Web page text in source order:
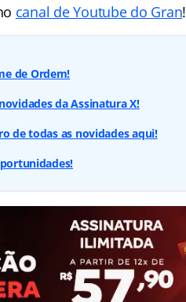
canal de Youtube do Gran!
de Ordem!
da Assinatura X!
de todas as novidades aqui!